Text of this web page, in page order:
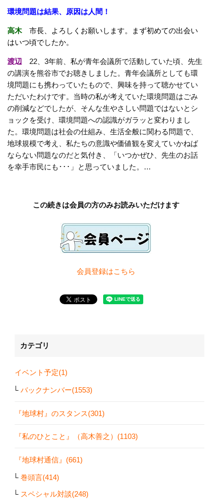
環境問題は結果、原因は人間！
高木
市長、よろしくお願いします。まず初めての出会い
はいつ頃でしたか。
渡辺 22、3年前、私が青年会議所で活動していた頃、先生
の講演を熊谷市でお聴きしました。青年会議所としても環
境問題にも携わっていたもので、興味を持って聴かせてい
ただいたわけです。当時の私が考えていた環境問題はごみ
の削減などでしたが、そんな生やさしい問題ではないとシ
ョックを受け、環境問題への認識がガラッと変わりまし
た。環境問題は社会の仕組み、生活全般に関わる問題で、
地球規模で考え、私たちの意識や価値観を変えていかねば
ならない問題なのだと気付き、「いつかぜひ、先生のお話
を幸手市民にも･･･」と思っていました。…
この続きは会員の方のみお読みいただけます
会員登録はこちら
カテゴリ
イベント予定(1)
バックナンバー(1553)
『地球村』のスタンス(301)
『私のひとこと』（高木善之）(1103)
『地球村通信』(661)
巻頭言(414)
スペシャル対談(248)